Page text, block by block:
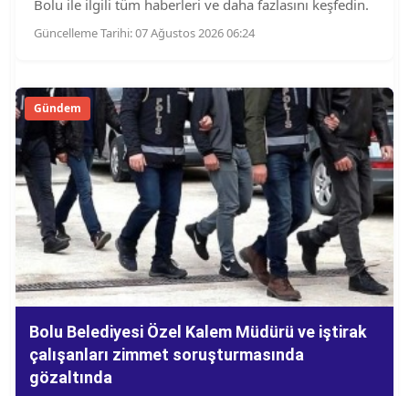
Bolu ile ilgili tüm haberleri ve daha fazlasını keşfedin.
Güncelleme Tarihi: 07 Ağustos 2026 06:24
Gündem
Bolu Belediyesi Özel Kalem Müdürü ve iştirak
çalışanları zimmet soruşturmasında
gözaltında